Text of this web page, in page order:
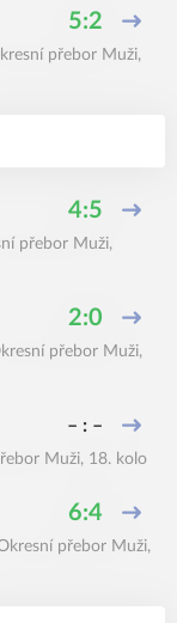
5:2
přebor Muži,
4:5
přebor Muži,
2:0
přebor Muži,
– : –
Muži, 18. kolo
6:4
přebor Muži,